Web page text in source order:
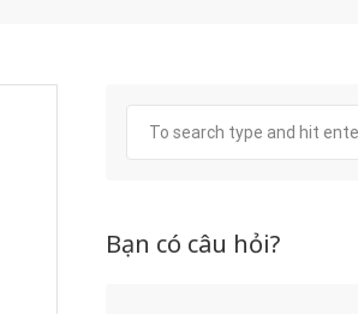
Bạn có câu hỏi?